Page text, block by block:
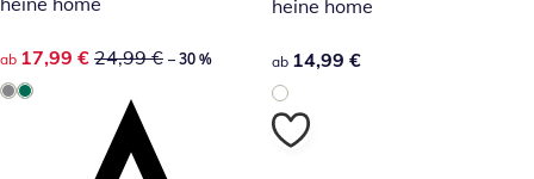
reduzierter Preis 17,99 €, vorheriger Preis: 24,99 €
ab 17,99 € 24,99 € – 30 %
heine home
14,99 €
ab 14,99 €